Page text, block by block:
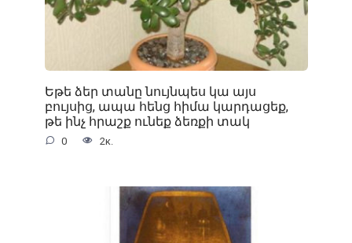
Եթե ձեր տանը նույնպես կա այս
բույսից, ապա հենց հիմա կարդացեք,
թե ինչ հրաշք ունեք ձեռքի տակ
0 2к.